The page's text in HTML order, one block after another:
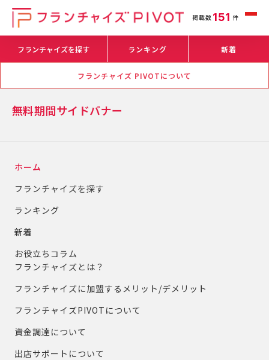
掲載数 151 件
フランチャイズを探す ランキング 新着
フランチャイズ PIVOTについて
無料期間サイドバナー
ホーム
フランチャイズを探す
ランキング
新着
お役立ちコラム
フランチャイズとは？
フランチャイズに加盟するメリット/デメリット
フランチャイズPIVOTについて
資金調達について
出店サポートについて